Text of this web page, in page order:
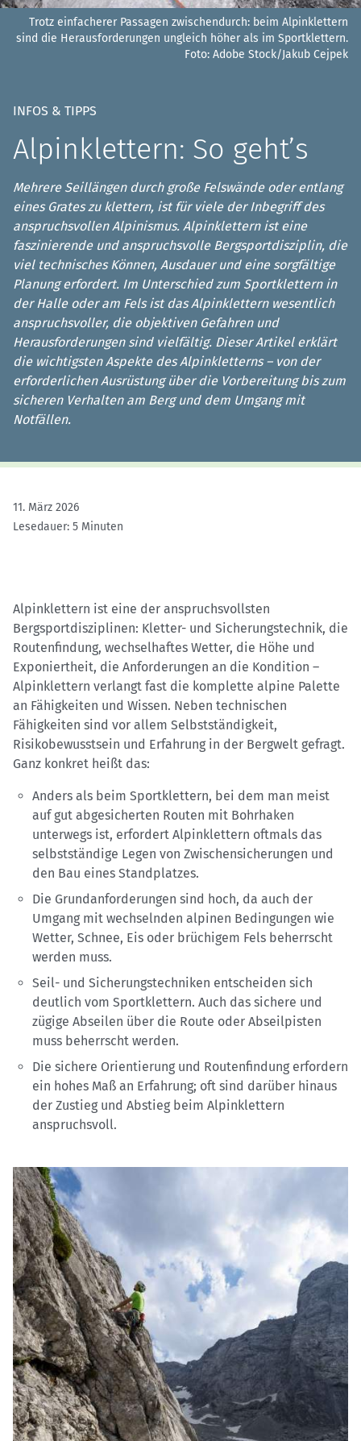
Trotz einfacherer Passagen zwischendurch: beim Alpinklettern
sind die Herausforderungen ungleich höher als im Sportklettern.
Foto: Adobe Stock/Jakub Cejpek
INFOS & TIPPS
Alpinklettern: So geht’s
Mehrere Seillängen durch große Felswände oder entlang
eines Grates zu klettern, ist für viele der Inbegriff des
anspruchsvollen Alpinismus. Alpinklettern ist eine
faszinierende und anspruchsvolle Bergsportdisziplin, die
viel technisches Können, Ausdauer und eine sorgfältige
Planung erfordert. Im Unterschied zum Sportklettern in
der Halle oder am Fels ist das Alpinklettern wesentlich
anspruchsvoller, die objektiven Gefahren und
Herausforderungen sind vielfältig. Dieser Artikel erklärt
die wichtigsten Aspekte des Alpinkletterns – von der
erforderlichen Ausrüstung über die Vorbereitung bis zum
sicheren Verhalten am Berg und dem Umgang mit
Notfällen.
11. März 2026
Lesedauer: 5 Minuten
Alpinklettern ist eine der anspruchsvollsten
Bergsportdisziplinen: Kletter- und Sicherungstechnik, die
Routenfindung, wechselhaftes Wetter, die Höhe und
Exponiertheit, die Anforderungen an die Kondition –
Alpinklettern verlangt fast die komplette alpine Palette
an Fähigkeiten und Wissen. Neben technischen
Fähigkeiten sind vor allem Selbstständigkeit,
Risikobewusstsein und Erfahrung in der Bergwelt gefragt.
Ganz konkret heißt das:
Anders als beim Sportklettern, bei dem man meist
auf gut abgesicherten Routen mit Bohrhaken
unterwegs ist, erfordert Alpinklettern oftmals das
selbstständige Legen von Zwischensicherungen und
den Bau eines Standplatzes.
Die Grundanforderungen sind hoch, da auch der
Umgang mit wechselnden alpinen Bedingungen wie
Wetter, Schnee, Eis oder brüchigem Fels beherrscht
werden muss.
Seil- und Sicherungstechniken entscheiden sich
deutlich vom Sportklettern. Auch das sichere und
zügige Abseilen über die Route oder Abseilpisten
muss beherrscht werden.
Die sichere Orientierung und Routenfindung erfordern
ein hohes Maß an Erfahrung; oft sind darüber hinaus
der Zustieg und Abstieg beim Alpinklettern
anspruchsvoll.